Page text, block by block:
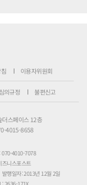
이용자위원회
의규정 불편신고
더스페이스 12층
4015-8658
070-4010-7078
즈니스포스트
발행일자: 2013년 12월 2일